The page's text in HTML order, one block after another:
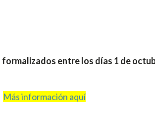
entre los días 1 de
Más información aquí